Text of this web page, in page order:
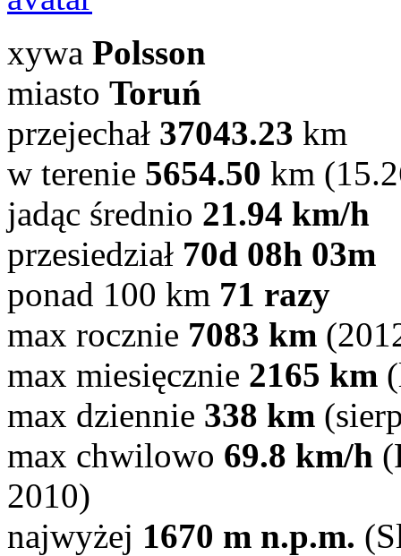
xywa Polsson
miasto Toruń
przejechał 37043.23 km
w terenie 5654.50 km
jadąc średnio 21.94 km/h
przesiedział 70d 08h 03m
ponad 100 km 71 razy
max rocznie 7083 km
max miesięcznie 2165 km
max dziennie 338 km
max chwilowo 69.8 km/h
2010)
najwyżej 1670 m n.p.m.